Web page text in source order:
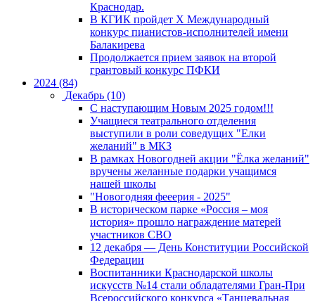
Краснодар.
В КГИК пройдет Х Международный
конкурс пианистов-исполнителей имени
Балакирева
Продолжается прием заявок на второй
грантовый конкурс ПФКИ
2024 (84)
Декабрь (10)
С наступающим Новым 2025 годом!!!
Учащиеся театрального отделения
выступили в роли соведущих "Елки
желаний" в МКЗ
В рамках Новогодней акции "Ёлка желаний"
вручены желанные подарки учащимся
нашей школы
"Новогодняя фееерия - 2025"
В историческом парке «Россия – моя
история» прошло награждение матерей
участников СВО
12 декабря — День Конституции Российской
Федерации
Воспитанники Краснодарской школы
искусств №14 стали обладателями Гран-При
Всероссийского конкурса «Танцевальная